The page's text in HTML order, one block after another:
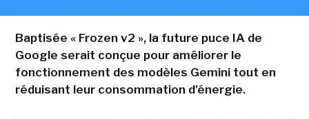
Baptisée « Frozen v2 », la future puce IA de
Google serait conçue pour améliorer le
fonctionnement des modèles Gemini tout en
réduisant leur consommation d'énergie.